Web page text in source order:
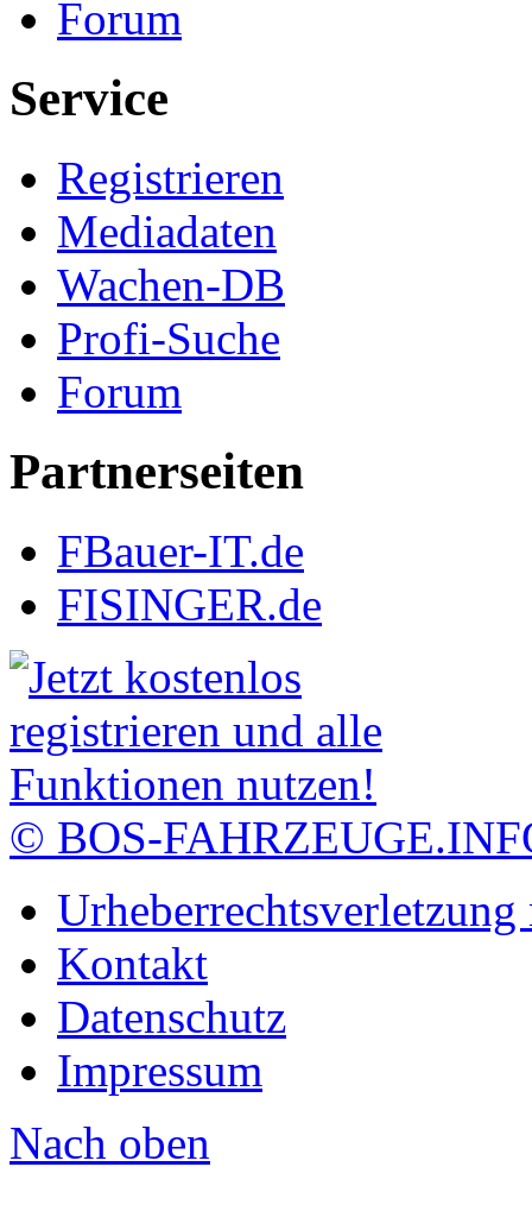
Forum
Service
Registrieren
Mediadaten
Wachen-DB
Profi-Suche
Forum
Partnerseiten
FBauer-IT.de
FISINGER.de
© BOS-
Urheberrechtsverletzung
Kontakt
Datenschutz
Impressum
Nach oben